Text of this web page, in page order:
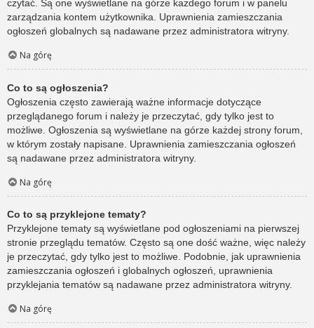
czytać. Są one wyświetlane na górze każdego forum i w panelu
zarządzania kontem użytkownika. Uprawnienia zamieszczania
ogłoszeń globalnych są nadawane przez administratora witryny.
Na górę
Co to są ogłoszenia?
Ogłoszenia często zawierają ważne informacje dotyczące
przeglądanego forum i należy je przeczytać, gdy tylko jest to
możliwe. Ogłoszenia są wyświetlane na górze każdej strony forum,
w którym zostały napisane. Uprawnienia zamieszczania ogłoszeń
są nadawane przez administratora witryny.
Na górę
Co to są przyklejone tematy?
Przyklejone tematy są wyświetlane pod ogłoszeniami na pierwszej
stronie przeglądu tematów. Często są one dość ważne, więc należy
je przeczytać, gdy tylko jest to możliwe. Podobnie, jak uprawnienia
zamieszczania ogłoszeń i globalnych ogłoszeń, uprawnienia
przyklejania tematów są nadawane przez administratora witryny.
Na górę